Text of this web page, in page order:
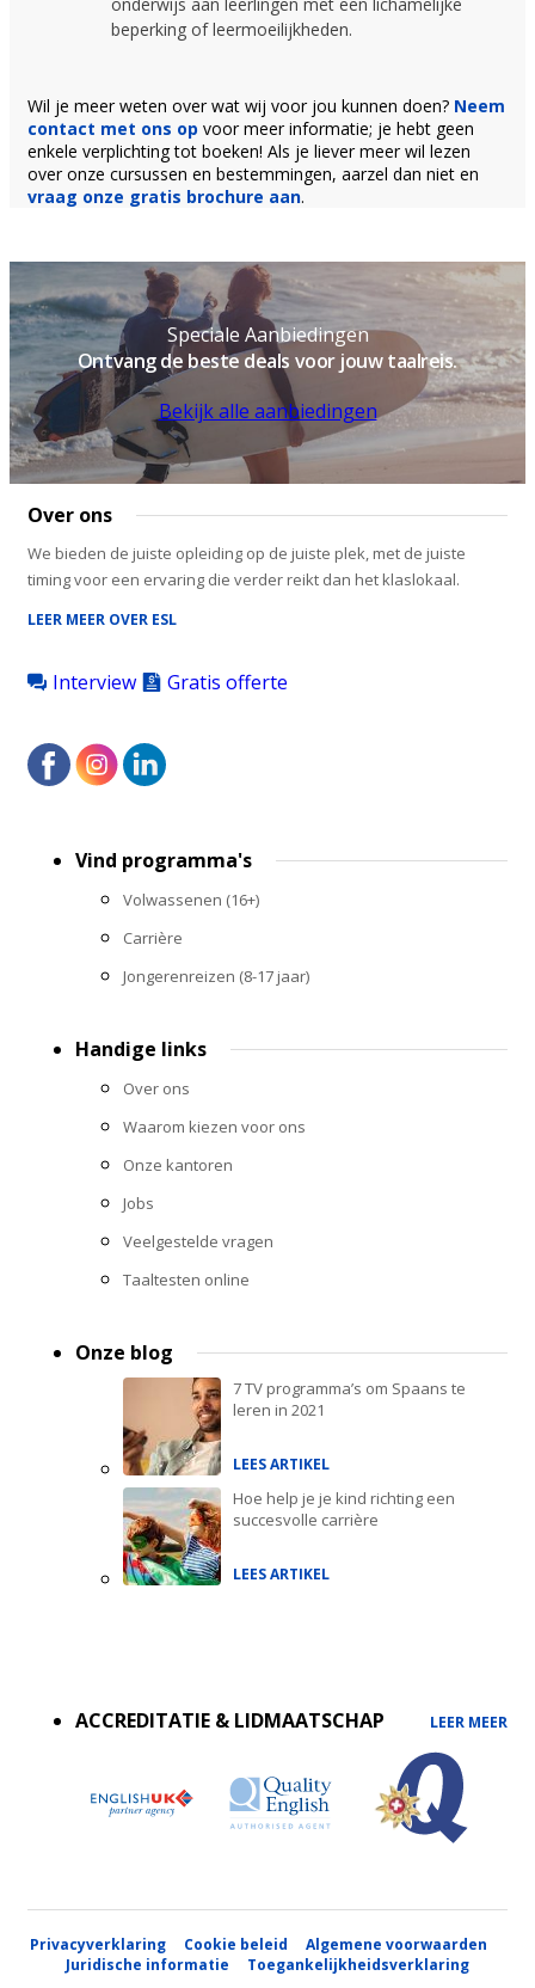
beperking of leermoeilijkheden.
Wil je meer weten over wat wij voor jou kunnen doen? Neem
contact met ons op voor meer informatie; je hebt geen
enkele verplichting tot boeken! Als je liever meer wil lezen
over onze cursussen en bestemmingen, aarzel dan niet en
vraag onze gratis brochure aan.
Speciale Aanbiedingen
Ontvang de beste deals voor jouw taalreis.
Bekijk alle aanbiedingen
Over ons
We bieden de juiste opleiding op de juiste plek, met de juiste
timing voor een ervaring die verder reikt dan het klaslokaal.
LEER MEER OVER ESL
Interview Gratis offerte
menuVind programma's
Volwassenen (16+)
Carrière
Jongerenreizen (8-17 jaar)
Handige links
Over ons
Waarom kiezen voor ons
Onze kantoren
Jobs
Veelgestelde vragen
Taaltesten online
Onze blog
7 TV programma’s om Spaans te
leren in 2021
LEES ARTIKEL
Hoe help je je kind richting een
succesvolle carrière
LEES ARTIKEL
ACCREDITATIE & LIDMAATSCHAP
LEER MEER
Privacyverklaring Cookie beleid
Algemene voorwaarden
Juridische informatie
Toegankelijkheidsverklaring